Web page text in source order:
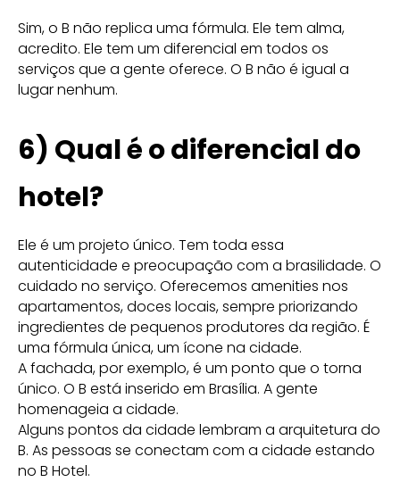
Sim, o B não replica uma fórmula. Ele tem alma,
acredito. Ele tem um diferencial em todos os
serviços que a gente oferece. O B não é igual a
lugar nenhum.
6) Qual é o diferencial do
hotel?
Ele é um projeto único. Tem toda essa
autenticidade e preocupação com a brasilidade. O
cuidado no serviço. Oferecemos amenities nos
apartamentos, doces locais, sempre priorizando
ingredientes de pequenos produtores da região. É
uma fórmula única, um ícone na cidade.
A fachada, por exemplo, é um ponto que o torna
único. O B está inserido em Brasília. A gente
homenageia a cidade.
Alguns pontos da cidade lembram a arquitetura do
B. As pessoas se conectam com a cidade estando
no B Hotel.